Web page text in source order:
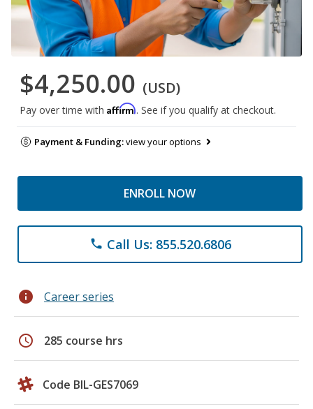
$4,250.00 (USD)
Pay over time with Affirm. See if you qualify at checkout.
Payment & Funding:view your options
ENROLL NOW
phone Call Us: 855.520.6806
info Career series
schedule 285 course hrs
Code BIL-GES7069